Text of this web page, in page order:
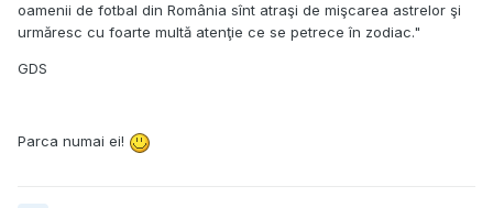
oamenii de fotbal din România sînt atraşi de mişcarea astrelor şi
urmăresc cu foarte multă atenţie ce se petrece în zodiac."
GDS
Parca numai ei!